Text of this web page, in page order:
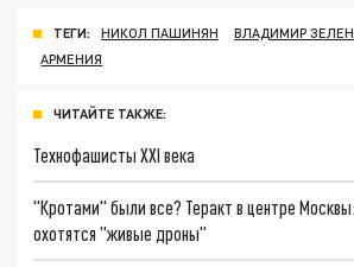
ТЕГИ: НИКОЛ ПАШИНЯН ВЛАДИМИР
АРМЕНИЯ
ЧИТАЙТЕ ТАКЖЕ:
Технофашисты XXI века
"Кротами" были все? Теракт в центре
охотятся "живые дроны"